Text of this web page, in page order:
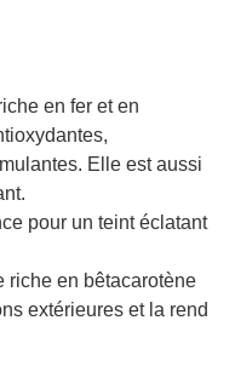
en fer et en
Elle est aussi
pour un teint éclatant
riche en bêtacarotène
extérieures et la rend